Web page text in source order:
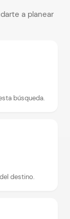
a planear
búsqueda.
destino.